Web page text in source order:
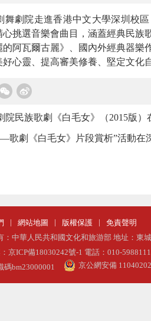
舞劇院走進香港中文大學深圳校
挑選音樂會曲目，涵蓋經典民
阿瓦爾古麗》、國內外經典器樂
好心靈 提高審美修養 堅定文化
院民族歌劇《白毛女》（2015版）
歌劇《白毛女》片段賞析”活動在